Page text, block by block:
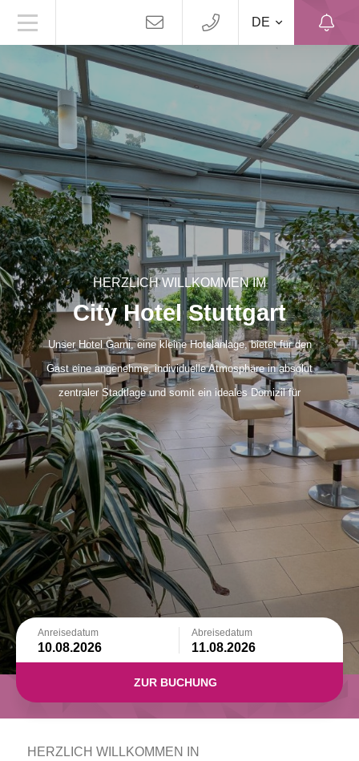
DE
HERZLICH WILLKOMMEN IM
City Hotel Stuttgart
Unser Hotel Garni, eine kleine Hotelanlage, bietet für den
Gast eine angenehme, individuelle Atmosphäre in absolut
zentraler Stadtlage und somit ein ideales Domizil für
private oder geschäftliche Aktivitäten.
In wenigen Gehminuten erreichen Sie von hier den
Schloßplatz, den Marktplatz (Rathaus) und die
Königstraße mit ihren vielen Einkaufsmöglichkeiten.
Kulturinteressierte sollten sich den Besuch der
nahegelgenen Staatsgalerie mit ihren führenden
Ausstellungen nicht entgehen lassen. Ebenso finden Sie in
unmittelbarer Nähe mit dem Staatstheater Stuttgart das
größte Dreispartentheater Europas.
Anreisedatum Abreisedatum
ZUR BUCHUNG
HERZLICH WILLKOMMEN IN